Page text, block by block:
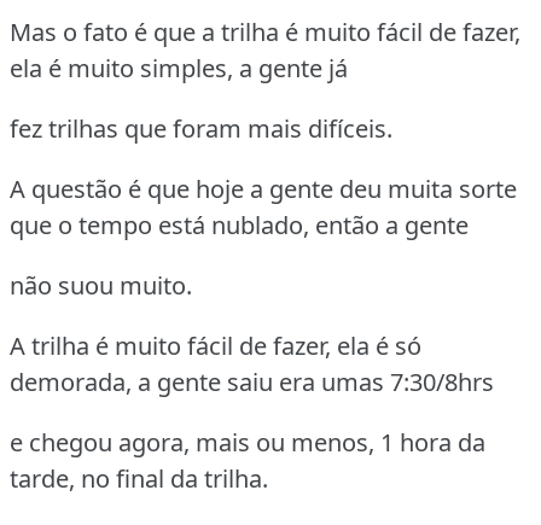
Mas o fato é que a trilha é muito fácil de fazer,
ela é muito simples, a gente já
fez trilhas que foram mais difíceis.
A questão é que hoje a gente deu muita sorte
que o tempo está nublado, então a gente
não suou muito.
A trilha é muito fácil de fazer, ela é só
demorada, a gente saiu era umas 7:30/8hrs
e chegou agora, mais ou menos, 1 hora da
tarde, no final da trilha.